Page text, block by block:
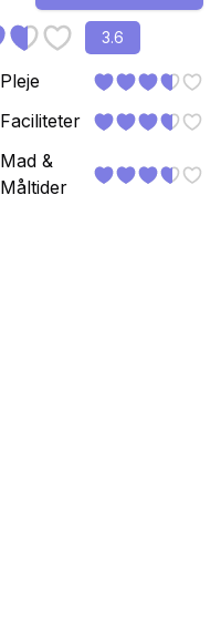
3.6
Pleje
Faciliteter
Mad &
Måltider